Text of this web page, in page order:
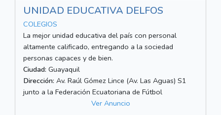
UNIDAD EDUCATIVA DELFOS
COLEGIOS
La mejor unidad educativa del país con personal
altamente calificado, entregando a la sociedad
personas capaces y de bien.
Ciudad: Guayaquil
Dirección: Av. Raúl Gómez Lince (Av. Las Aguas) S1
junto a la Federación Ecuatoriana de Fútbol
Ver Anuncio